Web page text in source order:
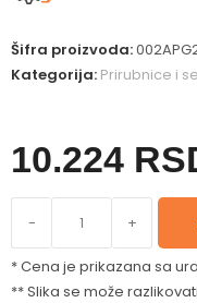
Šifra proizvoda:
Kategorija: Prirubnice i
10.224
- +
* Cena je prikazana sa
** Slika se može